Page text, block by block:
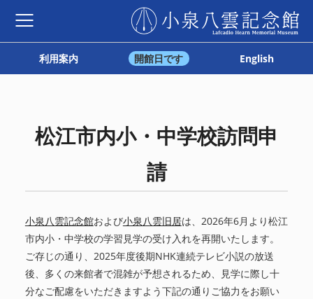
利用案内 開館日です English
松江市内小・中学校訪問申
請
小泉八雲記念館および小泉八雲旧居は、2026年6月より松江
市内小・中学校の学習見学の受け入れを再開いたします。
ご存じの通り、2025年度後期NHK連続テレビ小説の放送
後、多くの来館者で混雑が予想されるため、見学に際し十
分なご配慮をいただきますよう下記の通りご協力をお願い